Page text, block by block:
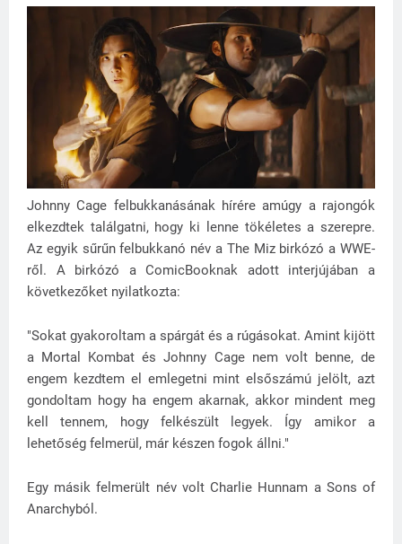
Johnny Cage felbukkanásának hírére amúgy a rajongók
elkezdtek találgatni, hogy ki lenne tökéletes a szerepre.
Az egyik sűrűn felbukkanó név a The Miz birkózó a WWE-
ről. A birkózó a ComicBooknak adott interjújában a
következőket nyilatkozta:
"Sokat gyakoroltam a spárgát és a rúgásokat. Amint kijött
a Mortal Kombat és Johnny Cage nem volt benne, de
engem kezdtem el emlegetni mint elsőszámú jelölt, azt
gondoltam hogy ha engem akarnak, akkor mindent meg
kell tennem, hogy felkészült legyek. Így amikor a
lehetőség felmerül, már készen fogok állni."
Egy másik felmerült név volt Charlie Hunnam a Sons of
Anarchyból.